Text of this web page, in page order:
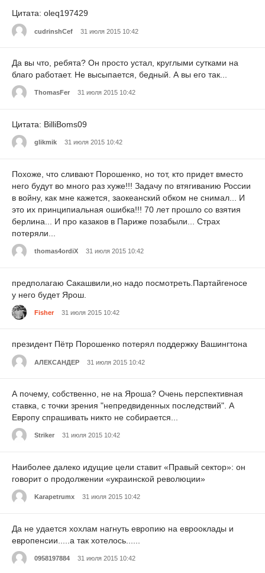
Цитата: oleq197429
cudrinshCef 31 июля 2015 10:42
Да вы что, ребята? Он просто устал, круглыми сутками на
благо работает. Не высыпается, бедный. А вы его так...
ThomasFer 31 июля 2015 10:42
Цитата: BilliBoms09
glikmik 31 июля 2015 10:42
Похоже, что сливают Порошенко, но тот, кто придет вместо
него будут во много раз хуже!!! Задачу по втягиванию России
в войну, как мне кажется, заокеанский обком не снимал... И
это их принципиальная ошибка!!! 70 лет прошло со взятия
берлина... И про казаков в Париже позабыли... Страх
потеряли...
thomas4ordiX 31 июля 2015 10:42
предполагаю Сакашвили,но надо посмотреть.Партайгеносе
у него будет Ярош.
Fisher 31 июля 2015 10:42
президент Пётр Порошенко потерял поддержку Вашингтона
АЛЕКСАНДЕР 31 июля 2015 10:42
А почему, собственно, не на Яроша? Очень перспективная
ставка, с точки зрения "непредвиденных последствий". А
Европу спрашивать никто не собирается...
Striker 31 июля 2015 10:42
Наиболее далеко идущие цели ставит «Правый сектор»: он
говорит о продолжении «украинской революции»
Karapetrumx 31 июля 2015 10:42
Да не удается хохлам нагнуть европию на еврооклады и
европенсии.....а так хотелось......
0958197884 31 июля 2015 10:42